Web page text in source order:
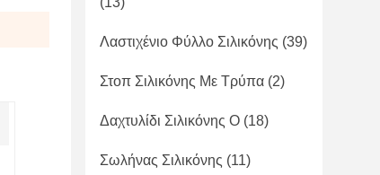
Λαστιχένιο Φύλλο Σιλικόνης (39)
Στοπ Σιλικόνης Με Τρύπα (2)
Δαχτυλίδι Σιλικόνης Ο (18)
Σωλήνας Σιλικόνης (11)